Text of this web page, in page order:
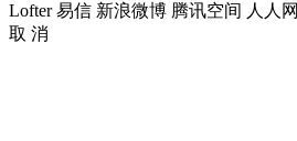
Lofter 易信 新浪微博 腾讯空间 人人网
取 消